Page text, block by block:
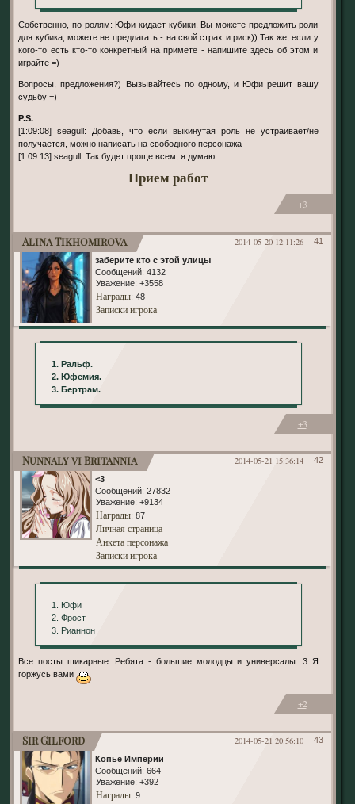
Собственно, по ролям: Юфи кидает кубики. Вы можете предложить роли
для кубика, можете не предлагать - на свой страх и риск)) Так же, если у
кого-то есть кто-то конкретный на примете - напишите здесь об этом и
играйте =)
Вопросы, предложения?) Вызывайтесь по одному, и Юфи решит вашу
судьбу =)
P.S.
[1:09:08] seagull: Добавь, что если выкинутая роль не устраивает/не
получается, можно написать на свободного персонажа
[1:09:13] seagull: Так будет проще всем, я думаю
Прием работ
+3
41
2014-05-20 12:11:26
Alina Tikhomirova
заберите кто с этой улицы
Сообщений: 4132
Уважение: +3558
Награды: 48
Записки игрока
1. Ральф.
2. Юфемия.
3. Бертрам.
+3
42
2014-05-21 15:36:14
Nunnaly vi Britannia
<3
Сообщений: 27832
Уважение: +9134
Награды: 87
Личная страница
Анкета персонажа
Записки игрока
1. Юфи
2. Фрост
3. Рианнон
Все посты шикарные. Ребята - большие молодцы и универсалы :3 Я
горжусь вами
+2
43
2014-05-21 20:56:10
Sir Gilford
Копье Империи
Сообщений: 664
Уважение: +392
Награды: 9